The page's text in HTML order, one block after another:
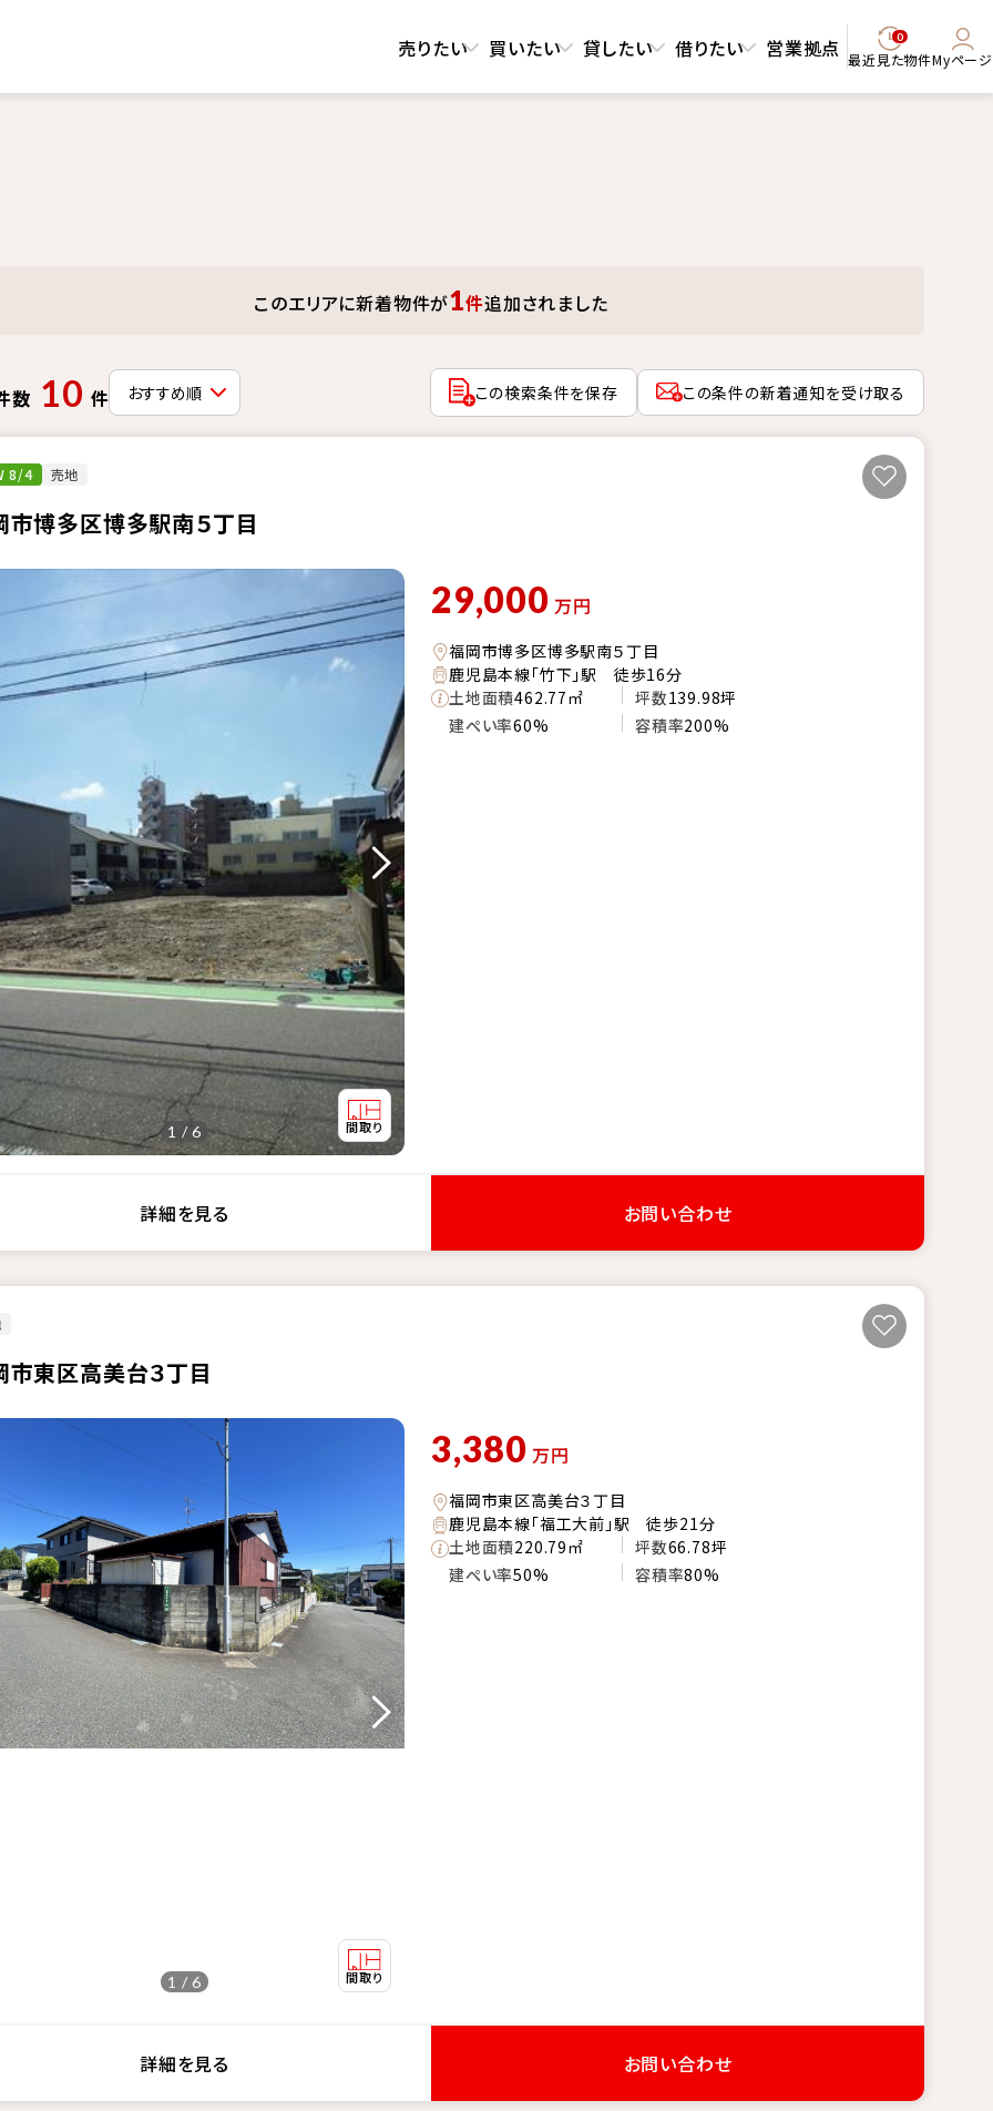
売りたい 買いたい 貸したい 借りたい 営業拠点 0
最近見た物件Myページ
このエリアに新着物件が1件追加されました
数 10 件 この検索条件を保存 この条件の新着通知を受け取る
8/4 売地
市博多区博多駅南５丁目
1 / 6
29,000 万円
福岡市博多区博多駅南５丁目
鹿児島本線「竹下」駅 徒歩16分
土地面積462.77㎡ 坪数139.98坪
建ぺい率60% 容積率200%
詳細を見る お問い合わせ
市東区高美台３丁目
1 / 6
3,380 万円
福岡市東区高美台３丁目
鹿児島本線「福工大前」駅 徒歩21分
土地面積220.79㎡ 坪数66.78坪
建ぺい率50% 容積率80%
詳細を見る お問い合わせ